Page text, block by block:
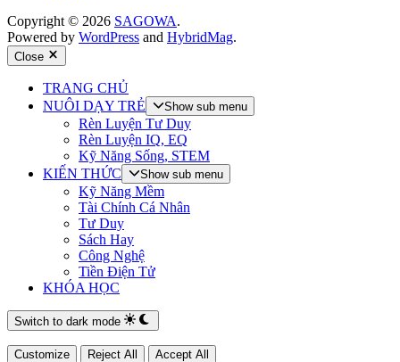
Copyright © 2026 SAGOWA.
Powered by WordPress and HybridMag.
Close
TRANG CHỦ
NUÔI DẠY TRẺ
Show sub menu
Rèn Luyện Tư Duy
Rèn Luyện IQ, EQ
Kỹ Năng Sống, STEM
KIẾN THỨC
Show sub menu
Kỹ Năng Mềm
Tài Chính Cá Nhân
Tư Duy
Sách Hay
Công Nghệ
Tiền Điện Tử
KHÓA HỌC
Switch to dark mode
Customize Reject All Accept All